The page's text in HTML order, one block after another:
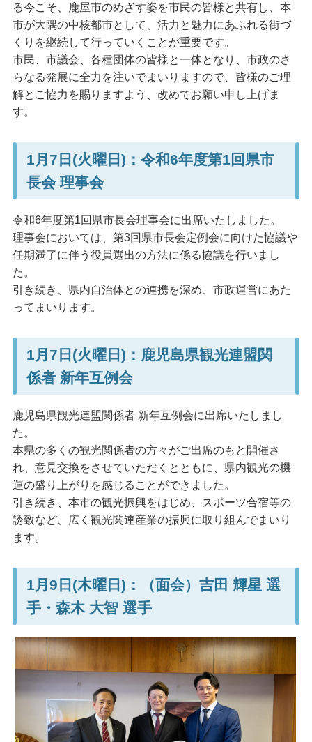
る今こそ、鹿屋市のめざす姿を市民の皆様と共有し、本
市が大隅の中核都市として、活力と魅力にあふれる街づ
くりを継続して行っていくことが重要です。
市民、市議会、各種団体の皆様と一体となり、市政のさ
らなる発展に全力を注いでまいりますので、皆様のご理
解とご協力を賜りますよう、改めてお願い申し上げま
す。
1月7日(火曜日)：令和6年度第1回県市
長会 理事会
令和6年度第1回県市長会理事会に出席いたしました。
理事会においては、第3回県市長会定例会に向けた協議や
任期満了に伴う役員選出の方法に係る協議を行いまし
た。
引き続き、県内自治体との連携を深め、市政運営にあた
ってまいります。
1月7日(火曜日)：鹿児島県観光連盟関
係者 新年互例会
鹿児島県観光連盟関係者 新年互例会に出席いたしまし
た。
本県の多くの観光関係者の方々がご出席のもと開催さ
れ、意見交換をさせていただくとともに、県内観光の機
運の盛り上がりを感じることができました。
引き続き、本市の観光振興をはじめ、スポーツ合宿等の
誘致など、広く観光関連産業の振興に取り組んでまいり
ます。
1月9日(木曜日)：（面会）吉田 輝星 選
手・森木 大智 選手